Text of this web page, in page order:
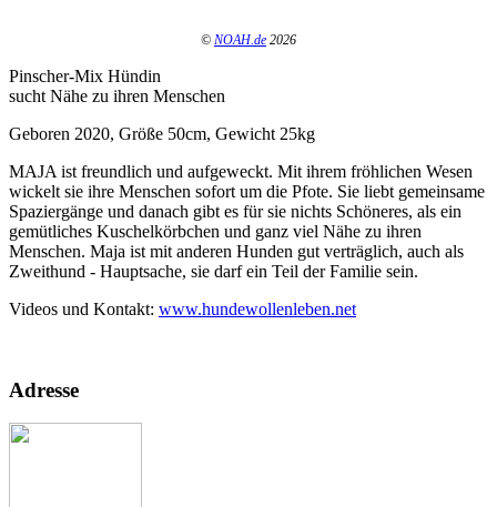
© NOAH.de 2026
Pinscher-Mix Hündin
sucht Nähe zu ihren Menschen
Geboren 2020, Größe 50cm, Gewicht 25kg
MAJA ist freundlich und aufgeweckt. Mit ihrem fröhlichen Wesen
wickelt sie ihre Menschen sofort um die Pfote. Sie liebt gemeinsame
Spaziergänge und danach gibt es für sie nichts Schöneres, als ein
gemütliches Kuschelkörbchen und ganz viel Nähe zu ihren
Menschen. Maja ist mit anderen Hunden gut verträglich, auch als
Zweithund - Hauptsache, sie darf ein Teil der Familie sein.
Videos und Kontakt: www.hundewollenleben.net
Adresse